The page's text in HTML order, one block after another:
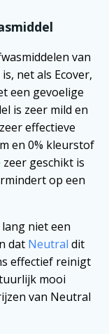
van
net als Ecover,
een gevoelige
is zeer mild en
effectieve
en 0% kleurstof
geschikt is
op een
niet een
dat Neutral dit
effectief reinigt
mooi
van Neutral